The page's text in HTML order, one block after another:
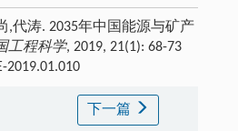
,代涛. 2035年中国能源与矿产
工程科学, 2019, 21(1): 68-73
2019.01.010
下一篇